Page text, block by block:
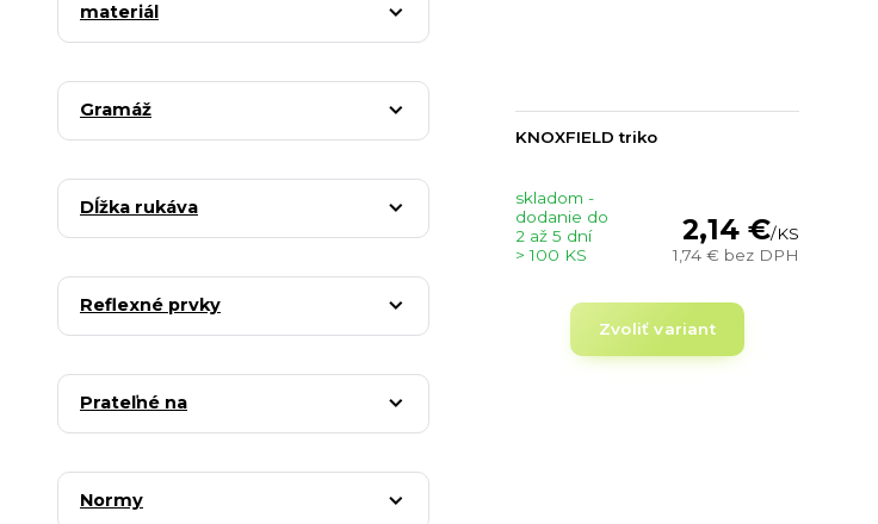
KNOXFIELD triko
2,14 €/KS
1,74 € bez DPH
skladom -
dodanie do
2 až 5 dní
> 100 KS
Zvoliť variant
materiál
Gramáž
Dĺžka rukáva
Reflexné prvky
Prateľné na
Normy